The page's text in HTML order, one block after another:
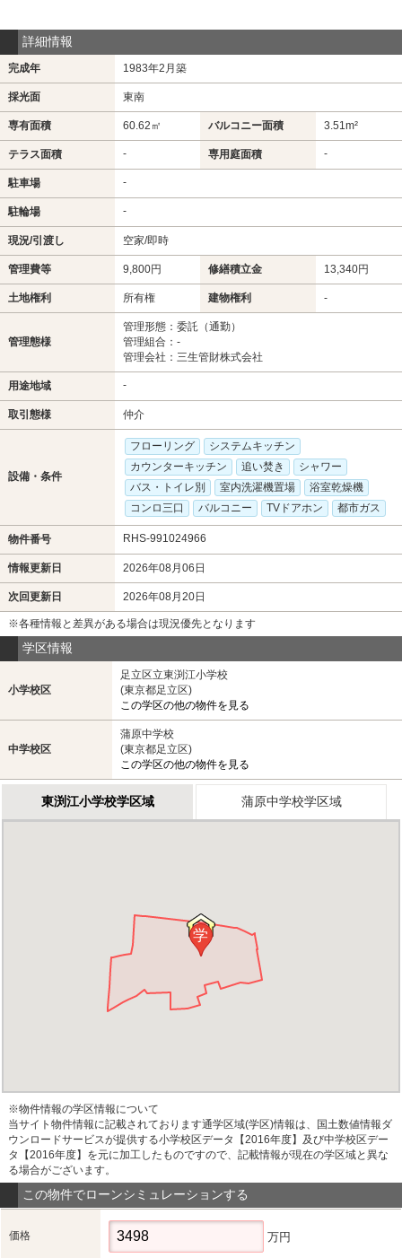
詳細情報
完成年 1983年2月築
採光面 東南
専有面積 60.62㎡ バルコニー面積 3.51m²
テラス面積 - 専用庭面積 -
駐車場 -
駐輪場 -
現況/引渡し 空家/即時
管理費等 9,800円 修繕積立金 13,340円
土地権利 所有権 建物権利 -
管理態様
管理形態：委託（通勤）
管理組合：-
管理会社：三生管財株式会社
用途地域 -
取引態様 仲介
設備・条件
フローリング
システムキッチン
カウンターキッチン
追い焚き
シャワー
バス・トイレ別
室内洗濯機置場
浴室乾燥機
コンロ三口
バルコニー TVドアホン 都市ガス
物件番号 RHS-991024966
情報更新日 2026年08月06日
次回更新日 2026年08月20日
※各種情報と差異がある場合は現況優先となります
学区情報
小学校区
足立区立東渕江小学校
(東京都足立区)
この学区の他の物件を見る
中学校区
蒲原中学校
(東京都足立区)
この学区の他の物件を見る
東渕江小学校学区域 蒲原中学校学区域
学
※物件情報の学区情報について
当サイト物件情報に記載されております通学区域(学区)情報は、国土数値情報ダ
ウンロードサービスが提供する小学校区データ【2016年度】及び中学校区デー
タ【2016年度】を元に加工したものですので、記載情報が現在の学区域と異な
る場合がございます。
この物件でローンシミュレーションする
価格 万円